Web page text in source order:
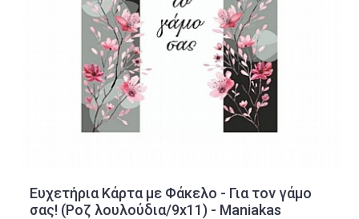
Ευχετήρια Κάρτα με Φάκελο - Για τον γάμο
σας! (Ροζ λουλούδια/9x11) - Maniakas